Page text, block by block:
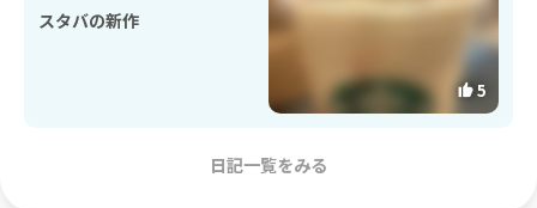
スタバの新作
5
日記一覧をみる